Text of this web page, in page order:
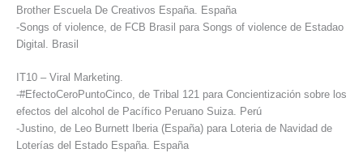
Brother Escuela De Creativos España. España
-Songs of violence, de FCB Brasil para Songs of violence de Estadao
Digital. Brasil
IT10 – Viral Marketing.
-#EfectoCeroPuntoCinco, de Tribal 121 para Concientización sobre los
efectos del alcohol de Pacífico Peruano Suiza. Perú
-Justino, de Leo Burnett Iberia (España) para Loteria de Navidad de
Loterías del Estado España. España